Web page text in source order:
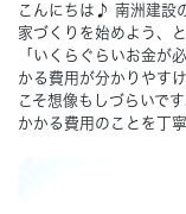
Works 施工実例集
Voice お客様の声
こんにちは♪ 南洲建設
家づくりを始めよう、
「いくらぐらいお金が
かる費用が分かりやす
こそ想像もしづらいで
かかる費用のことを丁